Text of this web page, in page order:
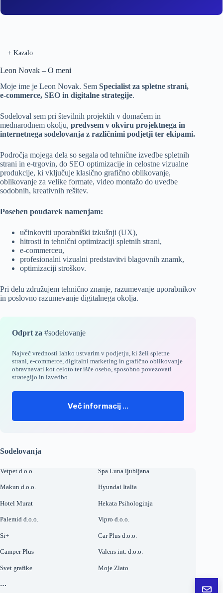
+ Kazalo
Leon Novak – O meni
Moje ime je Leon Novak. Sem Specialist za spletne strani,
e‑commerce, SEO in digitalne strategije.
Sodeloval sem pri številnih projektih v domačem in
mednarodnem okolju, predvsem v okviru projektnega in
internetnega sodelovanja z različnimi podjetji ter ekipami.
Področja mojega dela so segala od tehnične izvedbe spletnih
strani in e-trgovin, do SEO optimizacije in celostne vizualne
produkcije, ki vključuje klasično grafično oblikovanje,
oblikovanje za velike formate, video montažo do uvedbe
sodobnih, kreativnih rešitev.
Poseben poudarek namenjam:
učinkoviti uporabniški izkušnji (UX),
hitrosti in tehnični optimizaciji spletnih strani,
e-commerceu,
profesionalni vizualni predstavitvi blagovnih znamk,
optimizaciji stroškov.
Pri delu združujem tehnično znanje, razumevanje uporabnikov
in poslovno razumevanje digitalnega okolja.
Odprt za #sodelovanje
Največ vrednosti lahko ustvarim v podjetju, ki želi spletne
strani, e-commerce, digitalni marketing in grafično oblikovanje
obravnavati kot celoto ter išče osebo, sposobno povezovati
strategijo in izvedbo.
Več informacij …
Sodelovanja
Vetpet d.o.o. Spa Luna ljubljana
Makun d.o.o. Hyundai Italia
Hotel Murat Hekata Psihologinja
Palemid d.o.o. Vipro d.o.o.
Si+ Car Plus d.o.o.
Camper Plus Valens int. d.o.o.
Svet grafike Moje Zlato
…